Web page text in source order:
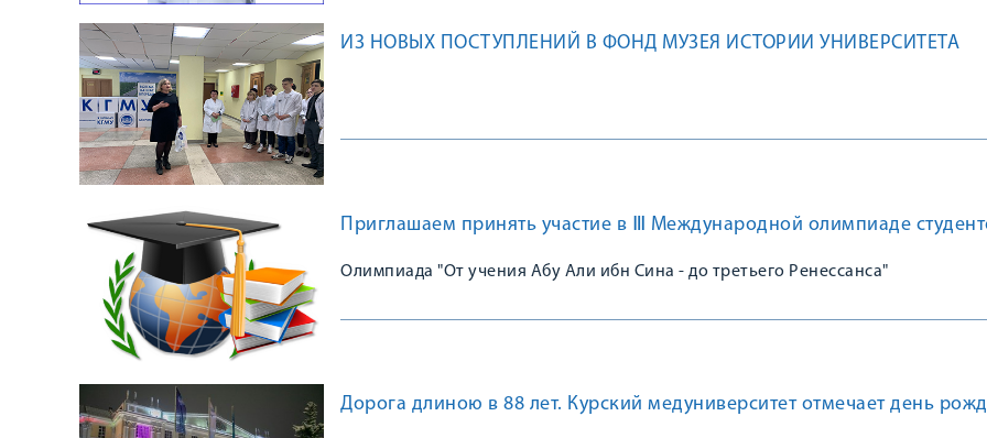
ИЗ НОВЫХ ПОСТУПЛЕНИЙ В ФОНД МУЗЕЯ ИСТОРИИ УНИВЕРСИТЕТА
Приглашаем принять участие в Ⅲ Международной олимпиаде
Олимпиада "От учения Абу Али ибн Сина - до третьего Ренессанса"
Дорога длиною в 88 лет. Курский медуниверситет отмечает день